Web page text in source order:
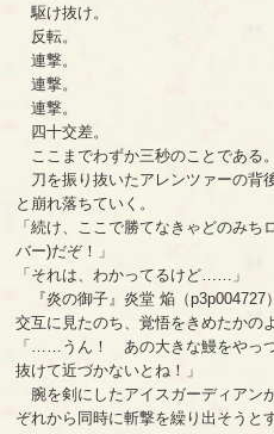
駆け抜け。
反転。
連撃。
連撃。
連撃。
四十交差。
ここまでわずか三秒のことである。
刀を振り抜いたアレンツァーの背
と崩れ落ちていく。
「続け、ここで勝てなきゃどのみ
バー)だぞ！」
「それは、わかってるけど……」
『炎の御子』炎堂 焔（p3p004727
交互に見たのち、覚悟をきめたかの
「……うん！ あの大きな鰻をやっ
抜けて近づかないとね！」
腕を剣にしたアイスガーディアン
ぞれから同時に斬撃を繰り出そうと